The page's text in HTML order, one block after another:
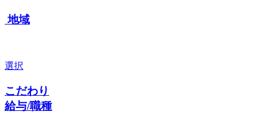
地域
選択
こだわり
給与/職種